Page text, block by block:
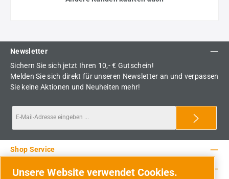
Newsletter
Sichern Sie sich jetzt Ihren 10,- € Gutschein!
Melden Sie sich direkt für unseren Newsletter an und verpassen
Sie keine Aktionen und Neuheiten mehr!
Shop Service
Rechtliche Hinweise
Unsere Website verwendet Cookies.